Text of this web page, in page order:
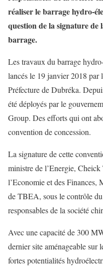
réaliser le barrage hydro-
question de la signature de
barrage.
Les travaux du barrage
lancés le 19 janvier 2018 par
Préfecture de Dubréka.
été déployés par le
Group. Des efforts qui ont
convention de concession.
La signature de cette
ministre de l’Energie,
l’Economie et des Finances,
de TBEA, sous le contrôle
responsables de la société
Avec une capacité de 300
dernier site aménageable
fortes potentialités